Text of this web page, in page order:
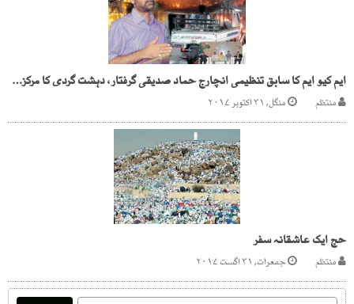
ایم کیو ایم کا سابق تنظیمی انچارج حماد صدیقی گرفتار، دہشت گردی کا مرکزی کردار
منتظم منگل, ۳۱ اکتوبر ۲۰۱۷
حج ایک عاشقانہ سفر
منتظم جمعرات, ۳۱ اگست ۲۰۱۷